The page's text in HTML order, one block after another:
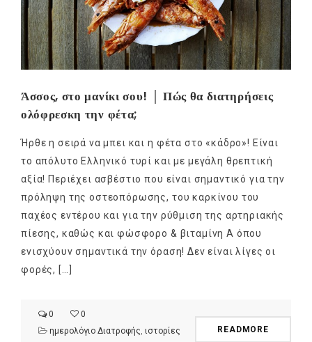
Άσσος, στο μανίκι σου! │ Πώς θα διατηρήσεις
ολόφρεσκη την φέτα;
Ήρθε η σειρά να μπει και η φέτα στο «κάδρο»! Είναι
το απόλυτο Ελληνικό τυρί και με μεγάλη θρεπτική
αξία! Περιέχει ασβέστιο που είναι σημαντικό για την
πρόληψη της οστεοπόρωσης, του καρκίνου του
παχέος εντέρου και για την ρύθμιση της αρτηριακής
πίεσης, καθώς και φώσφορο & βιταμίνη Α όπου
ενισχύουν σημαντικά την όραση! Δεν είναι λίγες οι
φορές, […]
0
0
ημερολόγιο Διατροφής, ιστορίες
READMORE